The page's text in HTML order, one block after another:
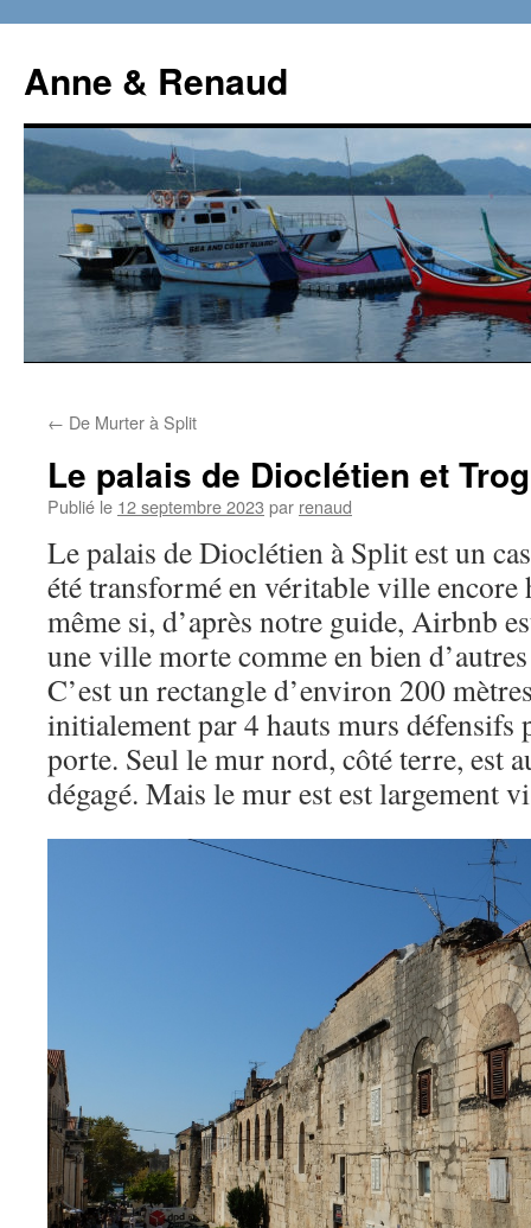
contenu
Anne & Renaud
← De Murter à Split
Le palais de Dioclétien et
Publié le 12 septembre 2023 par renaud
Le palais de Dioclétien à Split est un
été transformé en véritable ville encore
même si, d’après notre guide, Airbnb
une ville morte comme en bien
C’est un rectangle d’environ 200
initialement par 4 hauts murs défensifs
porte. Seul le mur nord, côté terre, est
dégagé. Mais le mur est est largement